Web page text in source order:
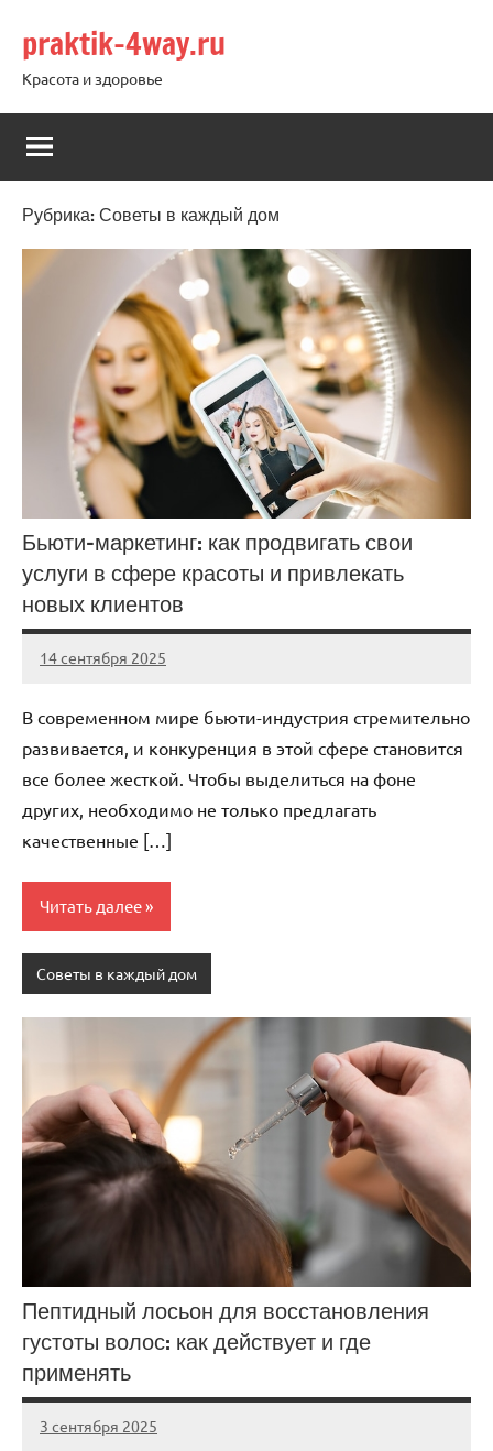
содержимому
praktik-4way.ru
Красота и здоровье
Рубрика:Советы в каждый дом
Бьюти-маркетинг: как продвигать свои
услуги в сфере красоты и привлекать
новых клиентов
14 сентября 2025
Avtor
Нет
В современном мире бьюти-индустрия стремительно
развивается, и конкуренция в этой сфере становится
все более жесткой. Чтобы выделиться на фоне
других, необходимо не только предлагать
качественные […]
Читать далее
Советы в каждый дом
Пептидный лосьон для восстановления
густоты волос: как действует и где
применять
3 сентября 2025
Avtor
Нет